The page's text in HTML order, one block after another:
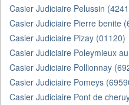
Casier Judiciaire Pelussin
Casier Judiciaire Pierre benite
Casier Judiciaire Pizay (01120)
Casier Judiciaire Poleymieux
Casier Judiciaire Pollionnay
Casier Judiciaire Pomeys
Casier Judiciaire Pont de